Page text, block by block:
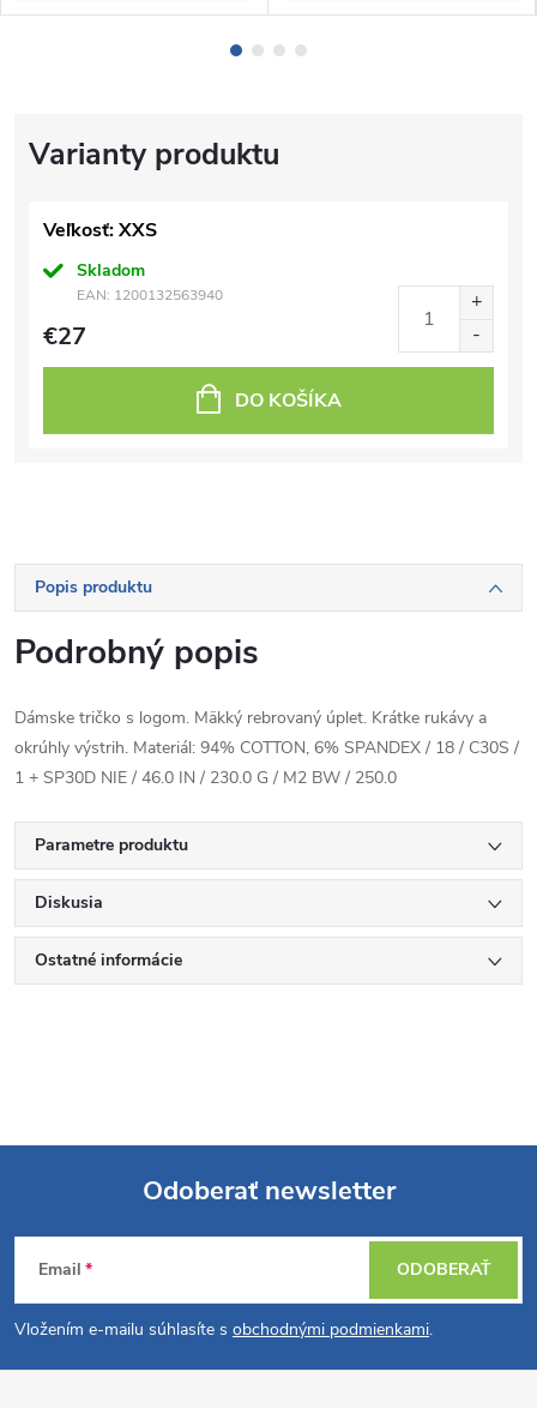
Veľkosť: XXS
Skladom
EAN: 1200132563940
€27
DO KOŠÍKA
Popis produktu
Podrobný popis
Dámske tričko s logom. Mäkký rebrovaný úplet. Krátke rukávy a
okrúhly výstrih. Materiál: 94% COTTON, 6% SPANDEX / 18 / C30S /
1 + SP30D NIE / 46.0 IN / 230.0 G / M2 BW / 250.0
Parametre produktu
Diskusia
Ostatné informácie
Z
á
p
Odoberať newsletter
Email
Vložením e-mailu súhlasíte s obchodnými podmienkami.
ODOBERAŤ